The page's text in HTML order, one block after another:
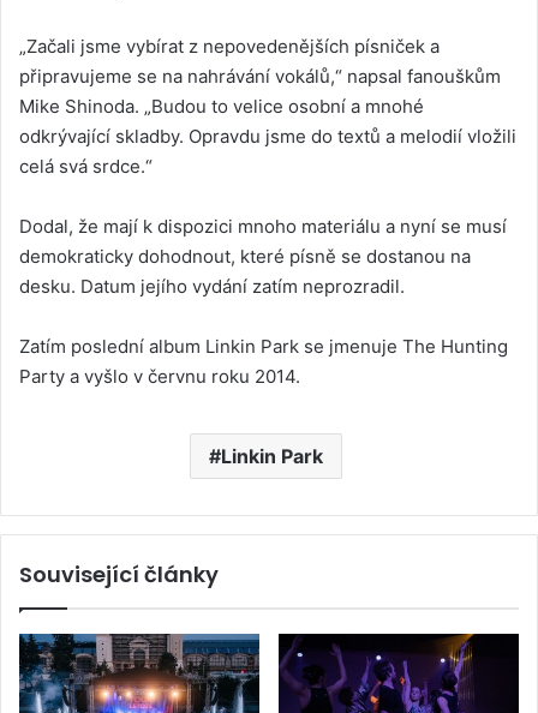
„Začali jsme vybírat z nepovedenějších písniček a
připravujeme se na nahrávání vokálů,“ napsal fanouškům
Mike Shinoda. „Budou to velice osobní a mnohé
odkrývající skladby. Opravdu jsme do textů a melodií vložili
celá svá srdce.“
Dodal, že mají k dispozici mnoho materiálu a nyní se musí
demokraticky dohodnout, které písně se dostanou na
desku. Datum jejího vydání zatím neprozradil.
Zatím poslední album Linkin Park se jmenuje The Hunting
Party a vyšlo v červnu roku 2014.
Linkin Park
Související články